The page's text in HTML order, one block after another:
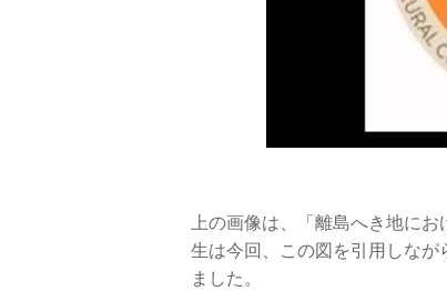
上の画像は、「離島へき地に
生は今回、この図を引用しな
ました。